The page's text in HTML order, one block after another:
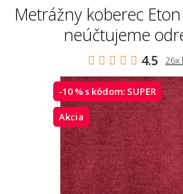
Metrážny koberec
neúčtujeme
4.5
-10 % s kódom: SUPER
Akcia